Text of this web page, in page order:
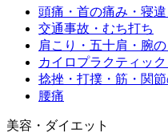
頭痛・首の痛み・寝
交通事故・むち打ち
肩こり・五十肩・腕
カイロプラクティッ
捻挫・打撲・筋・関
腰痛
美容・ダイエット